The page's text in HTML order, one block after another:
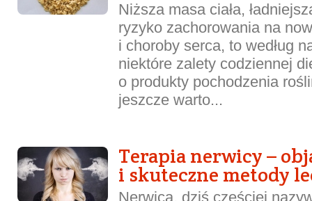
Niższa masa ciała,
ryzyko zachorowania na
i choroby serca, to według
niektóre zalety codziennej
o produkty pochodzenia
jeszcze warto...
Terapia nerwicy –
i skuteczne metody
Nerwica, dziś częściej